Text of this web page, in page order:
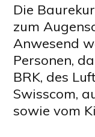
Die
zum
Anwesend
Personen,
BRK, des
Swisscom,
sowie vom